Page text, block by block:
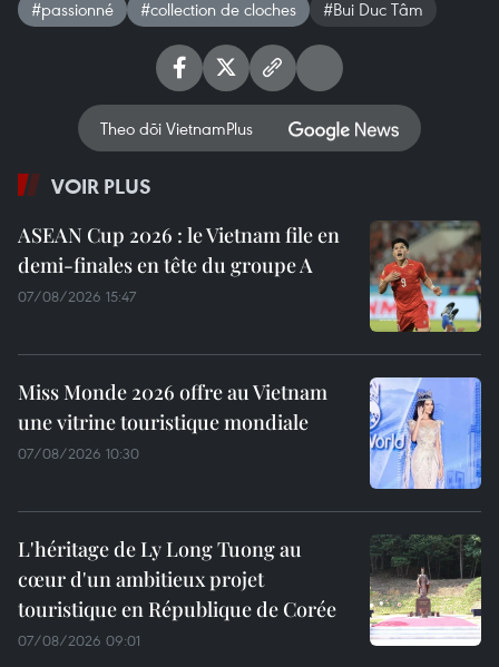
#passionné #collection de cloches #Bui Duc Tâm
Theo dõi VietnamPlus
VOIR PLUS
ASEAN Cup 2026 : le Vietnam file en
demi-finales en tête du groupe A
07/08/2026 15:47
Miss Monde 2026 offre au Vietnam
une vitrine touristique mondiale
07/08/2026 10:30
L'héritage de Ly Long Tuong au
cœur d'un ambitieux projet
touristique en République de Corée
07/08/2026 09:01